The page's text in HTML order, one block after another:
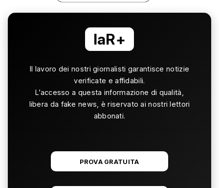
laR+
Il lavoro dei nostri giornalisti garantisce notizie
verificate e affidabili.
L’accesso a questa informazione di qualità,
libera da fake news, è riservato ai nostri lettori
abbonati.
PROVA GRATUITA